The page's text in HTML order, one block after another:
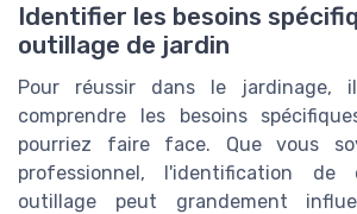
Identifier les besoins
outillage de jardin
Pour réussir dans le jardinage,
comprendre les besoins
pourriez faire face. Que vous
professionnel, l'identification de
outillage peut grandement